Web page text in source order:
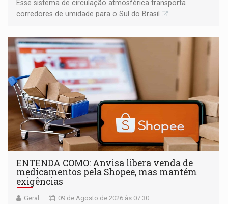
Esse sistema de circulação atmosférica transporta
corredores de umidade para o Sul do Brasil
ENTENDA COMO: Anvisa libera venda de
medicamentos pela Shopee, mas mantém
exigências
Geral 09 de Agosto de 2026 às 07:30